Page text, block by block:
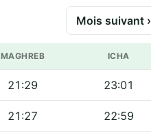
Mois suivant ›
MAGHREB ICHA
21:29 23:01
21:27 22:59